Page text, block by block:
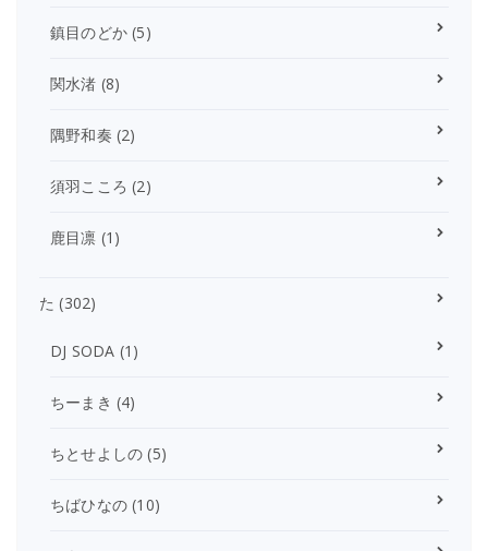
鎮目のどか (5)
関水渚 (8)
隅野和奏 (2)
須羽こころ (2)
鹿目凛 (1)
た (302)
DJ SODA (1)
ちーまき (4)
ちとせよしの (5)
ちばひなの (10)